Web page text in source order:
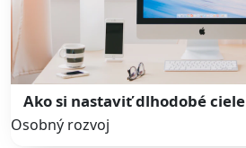
Ako si nastaviť dlhodobé ciele
Osobný rozvoj